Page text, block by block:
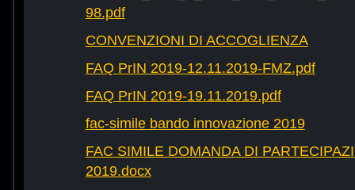
98.pdf
CONVENZIONI DI ACCOGLIENZA
FAQ PrIN 2019-12.11.2019-FMZ.pdf
FAQ PrIN 2019-19.11.2019.pdf
fac-simile bando innovazione 2019
FAC SIMILE DOMANDA DI
2019.docx